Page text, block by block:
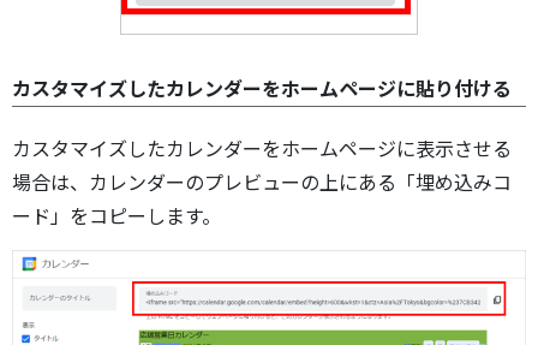
カスタマイズしたカレンダーをホームページに貼り付ける
カスタマイズしたカレンダーをホームページに表示させる
場合は、カレンダーのプレビューの上にある「埋め込みコ
ード」をコピーします。